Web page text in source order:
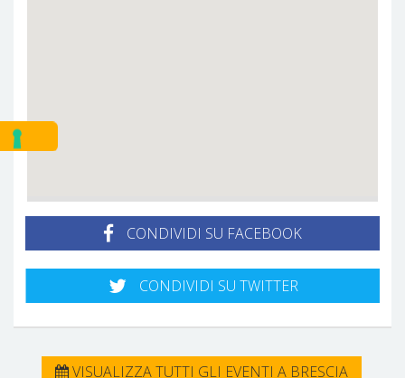
CONDIVIDI SU FACEBOOK
CONDIVIDI SU TWITTER
VISUALIZZA TUTTI GLI EVENTI A BRESCIA